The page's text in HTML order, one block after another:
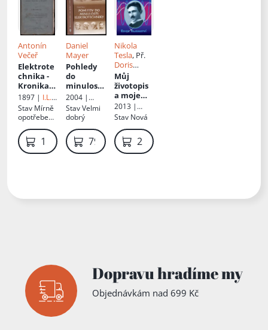
Antonín
Večeř
Elektrote
chnika -
Kronika
práce,
osvěty,
průmyslu
a nálezův
VIII.
1897 | I.L.
Kober
Stav Mírně
opotřebená
fleky, zašlé
stránky,
kompletní
1 499 Kč
Daniel
Mayer
Pohledy
do
minulosti
elektrote
chniky:
objevy,
myšlenky,
vynálezy,
osobnosti
2004 |
Kopp
StavVelmi
dobrý
799 Kč
Nikola
Tesla, Př.
Doris
Hrušová
Můj
životopis
a moje
vynálezy
2013 |
Dialog
Stav Nová
219 Kč
Dopravu hradíme my
Objednávkám nad 699 Kč